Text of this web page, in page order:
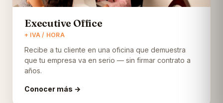
Executive Office
+ IVA / HORA
Recibe a tu cliente en una oficina que demuestra
que tu empresa va en serio — sin firmar contrato a
años.
Conocer más →